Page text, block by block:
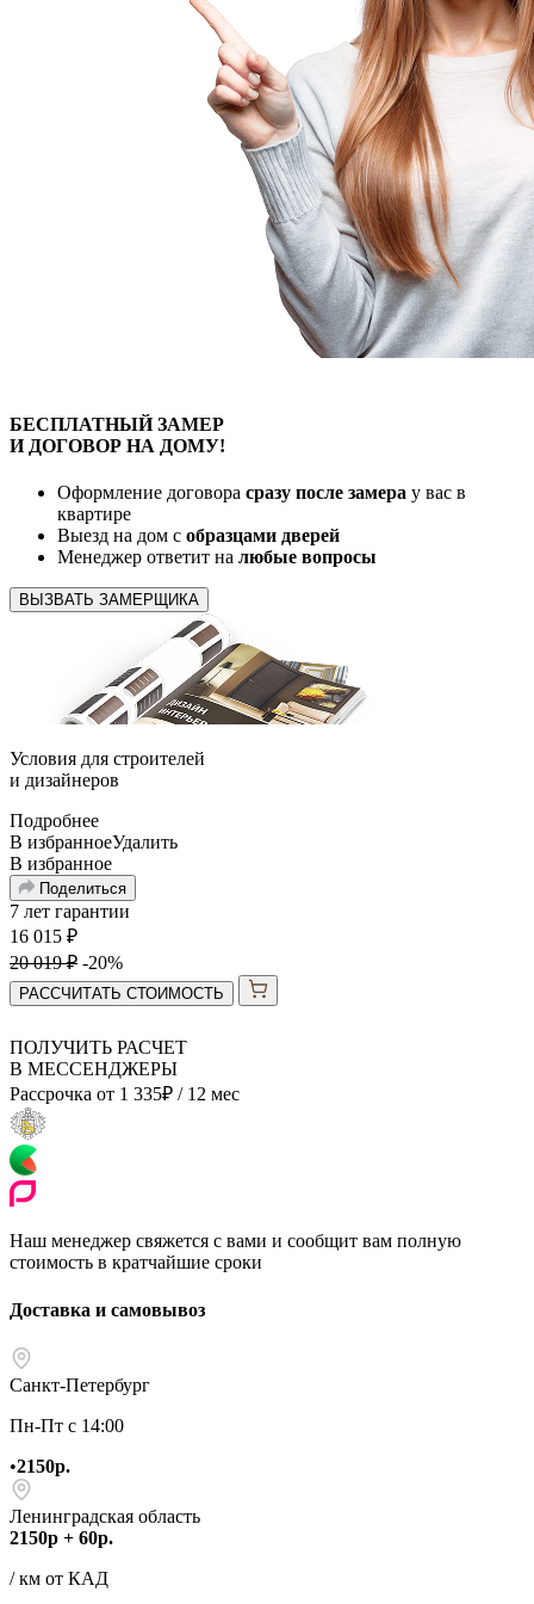
БЕСПЛАТНЫЙЗАМЕР
И ДОГОВОР НА ДОМУ!
Оформление договора сразу после замера у вас в
квартире
Выезд на дом с образцами дверей
Менеджер ответит на любые вопросы
ВЫЗВАТЬ ЗАМЕРЩИКА
Условия для строителей
и дизайнеров
Подробнее
В избранноеУдалить
В избранное
Поделиться
7 лет гарантии
16 015 ₽
20 019₽ -20%
РАССЧИТАТЬ СТОИМОСТЬ
ПОЛУЧИТЬ РАСЧЕТ
В МЕССЕНДЖЕРЫ
Рассрочка от 1 335₽ / 12 мес
Наш менеджер свяжется с вами и сообщит вам полную
стоимость в кратчайшие сроки
Доставка и самовывоз
Санкт-Петербург
Пн-Пт с 14:00
•2150р.
Ленинградская область
2150р + 60р.
/ км от КАД